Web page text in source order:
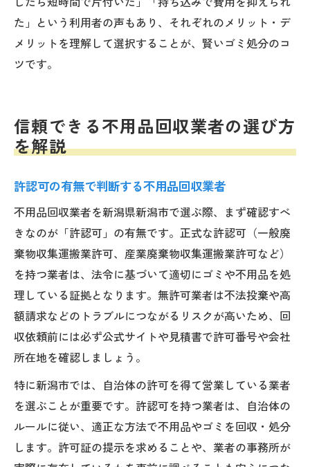
た」という利用者の声もあり、それぞれのメリット・デ
メリットを理解して選択することが、賢いゴミ処分のコ
ツです。
信頼できる不用品回収業者の選び方
を解説
許認可の有無で判断する不用品回収業者
不用品回収業者を新潟県新潟市で選ぶ際、まず確認すべ
きなのが「許認可」の有無です。正式な許認可（一般廃
棄物収集運搬業許可、産業廃棄物収集運搬業許可など）
を持つ業者は、法令に基づいて適切にゴミや不用品を処
理している証拠となります。無許可業者は不法投棄や高
額請求などのトラブルにつながるリスクが高いため、回
収依頼前には必ず公式サイトや見積書で許可番号や会社
所在地を確認しましょう。
特に新潟市では、自治体の許可を得て営業している業者
を選ぶことが重要です。許認可を持つ業者は、自治体の
ルールに従い、適正な方法で不用品やゴミを回収・処分
します。許可証の提示を求めることや、業者の事務所が